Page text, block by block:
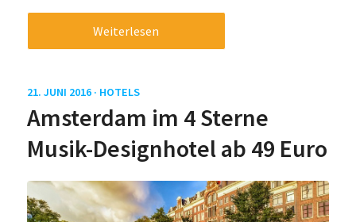
Weiterlesen
21. JUNI 2016 · HOTELS
Amsterdam im 4 Sterne
Musik-Designhotel ab 49 Euro